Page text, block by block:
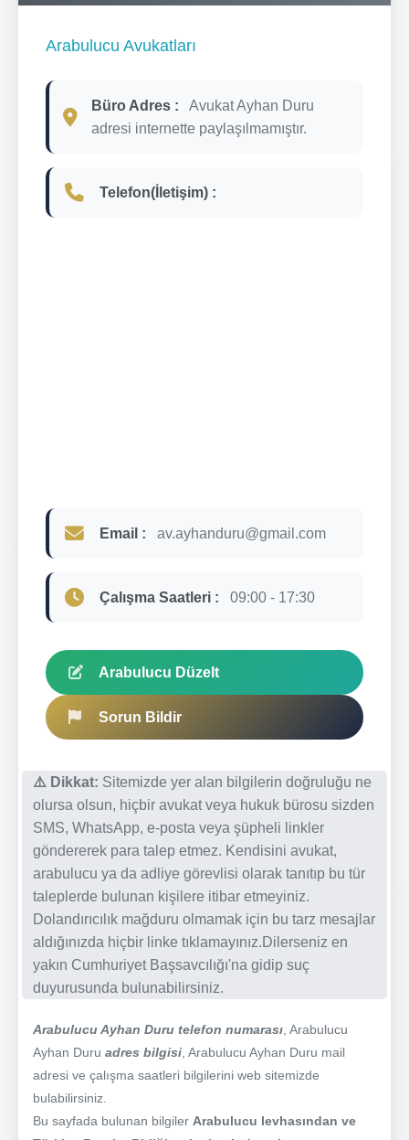
Arabulucu Avukatları
Büro Adres :
Avukat Ayhan Duru
adresi internette paylaşılmamıştır.
Telefon(İletişim) :
Email : av.ayhanduru@gmail.com
Çalışma Saatleri : 09:00 - 17:30
Arabulucu Düzelt
Sorun Bildir
⚠️ Dikkat: Sitemizde yer alan bilgilerin doğruluğu ne
olursa olsun, hiçbir avukat veya hukuk bürosu sizden
SMS, WhatsApp, e-posta veya şüpheli linkler
göndererek para talep etmez. Kendisini avukat,
arabulucu ya da adliye görevlisi olarak tanıtıp bu tür
taleplerde bulunan kişilere itibar etmeyiniz.
Dolandırıcılık mağduru olmamak için bu tarz mesajlar
aldığınızda hiçbir linke tıklamayınız.Dilerseniz en
yakın Cumhuriyet Başsavcılığı'na gidip suç
duyurusunda bulunabilirsiniz.
Arabulucu Ayhan Duru telefon numarası , Arabulucu
Ayhan Duru adres bilgisi , Arabulucu Ayhan Duru mail
adresi ve çalışma saatleri bilgilerini web sitemizde
bulabilirsiniz.
Bu sayfada bulunan bilgiler Arabulucu levhasından ve